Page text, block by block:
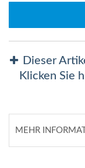
Dieser
Klicken Sie
MEHR